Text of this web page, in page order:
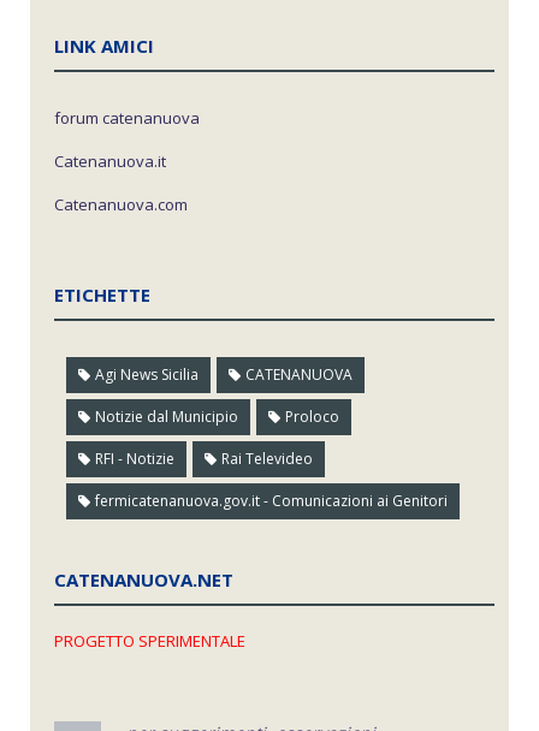
LINK AMICI
forum catenanuova
Catenanuova.it
Catenanuova.com
ETICHETTE
Agi News Sicilia CATENANUOVA
Notizie dal Municipio Proloco
RFI - Notizie Rai Televideo
fermicatenanuova.gov.it - Comunicazioni ai Genitori
CATENANUOVA.NET
PROGETTO SPERIMENTALE